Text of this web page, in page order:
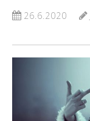
26.6.2020